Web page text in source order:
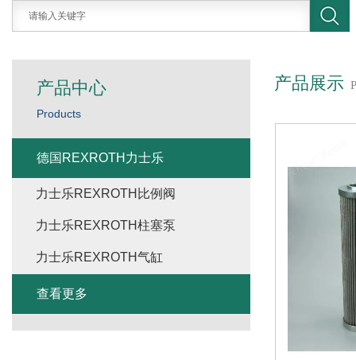
产品展示
产品中心
Products
德国REXROTH力士乐
力士乐REXROTH比例阀
力士乐REXROTH柱塞泵
力士乐REXROTH气缸
查看更多